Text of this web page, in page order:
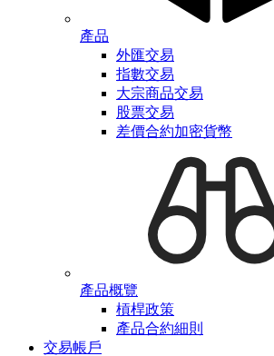
產品
外匯交易
指數交易
大宗商品交易
股票交易
差價合約加密貨幣
產品概覽
槓桿政策
產品合約細則
交易帳戶